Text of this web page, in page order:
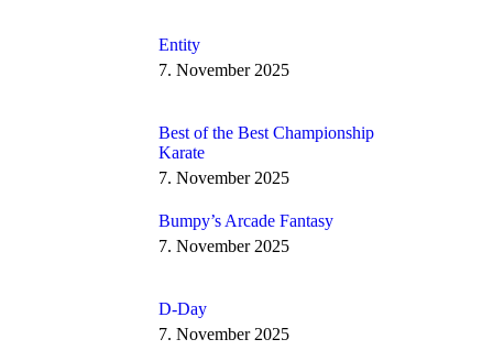
Entity
7. November 2025
Best of the Best Championship
Karate
7. November 2025
Bumpy’s Arcade Fantasy
7. November 2025
D-Day
7. November 2025